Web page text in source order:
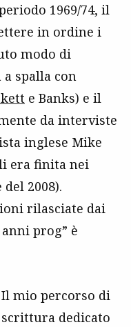
1969/74, il
in ordine i
modo di
spalla con
e Banks) e il
da interviste
inglese Mike
era finita nei
2008).
rilasciate dai
prog” è
Il mio percorso di
scrittura dedicato